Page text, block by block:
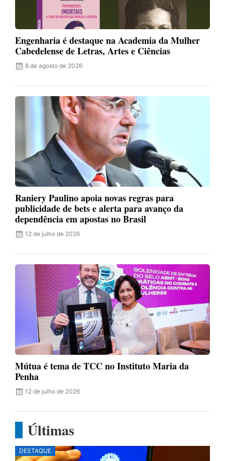
Engenharia é destaque na Academia da Mulher
Cabedelense de Letras, Artes e Ciências
8 de agosto de 2026
Raniery Paulino apoia novas regras para
publicidade de bets e alerta para avanço da
dependência em apostas no Brasil
12 de julho de 2026
Mútua é tema de TCC no Instituto Maria da
Penha
12 de julho de 2026
Últimas
DESTAQUE